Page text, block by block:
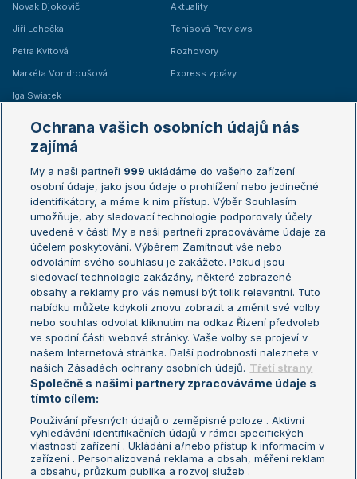
Novak Djokovič
Jiří Lehečka
Petra Kvitová
Markéta Vondroušová
Iga Swiatek
Aktuality
Tenisová Previews
Rozhovory
Express zprávy
Žebříčky
Žebříček ATP (muži)
Žebříček WTA (ženy)
Sázkařský žebříček
Australian Open
French Open
Wimbledon
US Open
Turnaj mistrů
Turnaj mistryň
Aktualní trendy
Fotbalové přestupy
Livesport Daily
LS Prague Open
Podmínky užití
Nastavení soukromí
GDPR a žurnalistika
Reklama
Informace o zpracování osobních
Ochrana vašich osobních údajů nás
zajímá
My a naši partneři 999 ukládáme do vašeho zařízení
osobní údaje, jako jsou údaje o prohlížení nebo jedinečné
identifikátory, a máme k nim přístup. Výběr Souhlasím
umožňuje, aby sledovací technologie podporovaly účely
uvedené v části My a naši partneři zpracováváme údaje za
účelem poskytování. Výběrem Zamítnout vše nebo
odvoláním svého souhlasu je zakážete. Pokud jsou
sledovací technologie zakázány, některé zobrazené
obsahy a reklamy pro vás nemusí být tolik relevantní. Tuto
nabídku můžete kdykoli znovu zobrazit a změnit své volby
nebo souhlas odvolat kliknutím na odkaz Řízení předvoleb
ve spodní části webové stránky. Vaše volby se projeví v
našem Internetová stránka. Další podrobnosti naleznete v
našich Zásadách ochrany osobních údajů. Třetí strany
Společně s našimi partnery zpracováváme údaje s
tímto cílem:
Používání přesných údajů o zeměpisné poloze . Aktivní
vyhledávání identifikačních údajů v rámci specifických
vlastností zařízení . Ukládání a/nebo přístup k informacím v
zařízení . Personalizovaná reklama a obsah, měření reklam
a obsahu, průzkum publika a rozvoj služeb .